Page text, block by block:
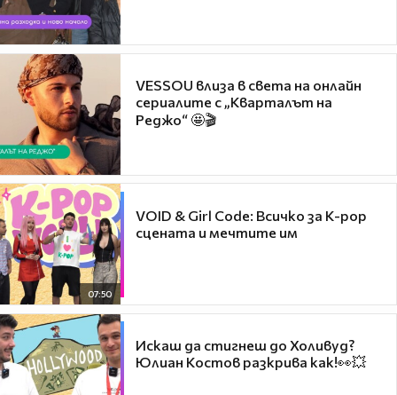
VESSOU влиза в света на онлайн
сериалите с „Кварталът на
Реджо“ 🤩🎬
07:50
VOID & Girl Code: Всичко за K-pop
сцената и мечтите им
Искаш да стигнеш до Холивуд?
Юлиан Костов разкрива как!👀💥